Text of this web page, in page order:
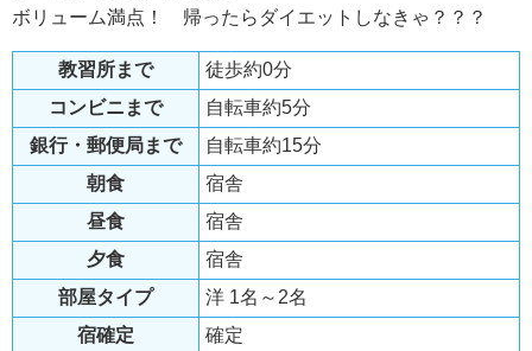
ボリューム満点！ 帰ったらダイエットしなきゃ？？？
教習所まで
徒歩約0分
コンビニまで
自転車約5分
銀行・郵便局まで
自転車約15分
朝食
宿舎
昼食
宿舎
夕食
宿舎
部屋タイプ
洋 1名～2名
宿確定
確定